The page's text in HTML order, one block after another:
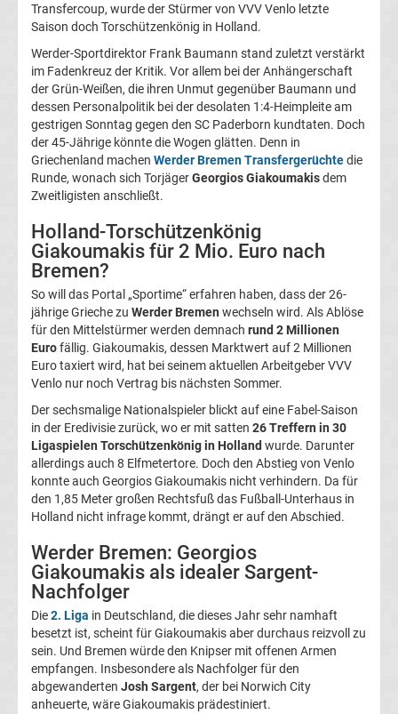
Köln
Transfergerüchte
1.
FC
Magdeburg
Transfergerüchte
1.
FC
Nürnberg
Transfergerüchte
1.
FC
Saarbrücken
Transfergerüchte
1.
FC
Transfercoup, wurde der Stürmer von VVV Venlo letzte
Saison doch Torschützenkönig in Holland.
Werder-Sportdirektor Frank Baumann stand zuletzt verstärkt
im Fadenkreuz der Kritik. Vor allem bei der Anhängerschaft
der Grün-Weißen, die ihren Unmut gegenüber Baumann und
dessen Personalpolitik bei der desolaten 1:4-Heimpleite am
gestrigen Sonntag gegen den SC Paderborn kundtaten. Doch
der 45-Jährige könnte die Wogen glätten. Denn in
Griechenland machen Werder Bremen Transfergerüchtedie
Runde, wonach sich TorjägerGeorgios Giakoumakisdem
Zweitligisten anschließt.
Holland-Torschützenkönig
Giakoumakis für 2 Mio. Euro nach
Bremen?
So will das Portal „Sportime“ erfahren haben, dass der 26-
jährige Grieche zu Werder Bremen wechseln wird. Als Ablöse
für den Mittelstürmer werden demnach rund 2 Millionen
Eurofällig. Giakoumakis, dessen Marktwert auf 2 Millionen
Euro taxiert wird, hat bei seinem aktuellen Arbeitgeber VVV
Venlo nur noch Vertrag bis nächsten Sommer.
Der sechsmalige Nationalspieler blickt auf eine Fabel-Saison
in der Eredivisie zurück, wo er mit satten 26 Treffern in 30
Ligaspielen Torschützenkönig in Holland wurde. Darunter
allerdings auch 8 Elfmetertore. Doch den Abstieg von Venlo
konnte auch Georgios Giakoumakis nicht verhindern. Da für
den 1,85 Meter großen Rechtsfuß das Fußball-Unterhaus in
Holland nicht infrage kommt, drängt er auf den Abschied.
Werder Bremen: Georgios
Giakoumakis als idealer Sargent-
Nachfolger
Die2. Liga in Deutschland, die dieses Jahr sehr namhaft
besetzt ist, scheint für Giakoumakis aber durchaus reizvoll zu
sein. Und Bremen würde den Knipser mit offenen Armen
empfangen. Insbesondere als Nachfolger für den
abgewanderten Josh Sargent, der bei Norwich City
anheuerte, wäre Giakoumakis prädestiniert.